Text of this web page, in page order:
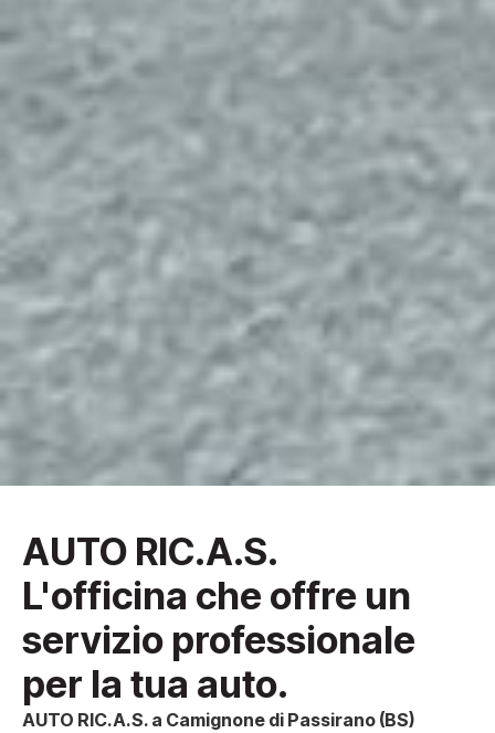
AUTO RIC.A.S.
L'officina che offre un
servizio professionale
per la tua auto.
AUTO RIC.A.S. a Camignone di Passirano (BS)